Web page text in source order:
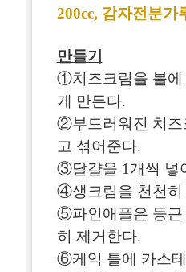
200cc, 감자전분가
만들기
①치즈크림을 볼에
게 만든다.
②부드러워진 치즈
고 섞어준다.
③달걀을 1개씩 넣
④생크림을 천천히
⑤파인애플은 둥근
히 제거한다.
⑥케익 틀에 카스